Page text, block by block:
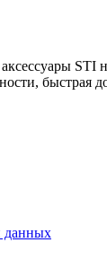
STI
быстрая
данных